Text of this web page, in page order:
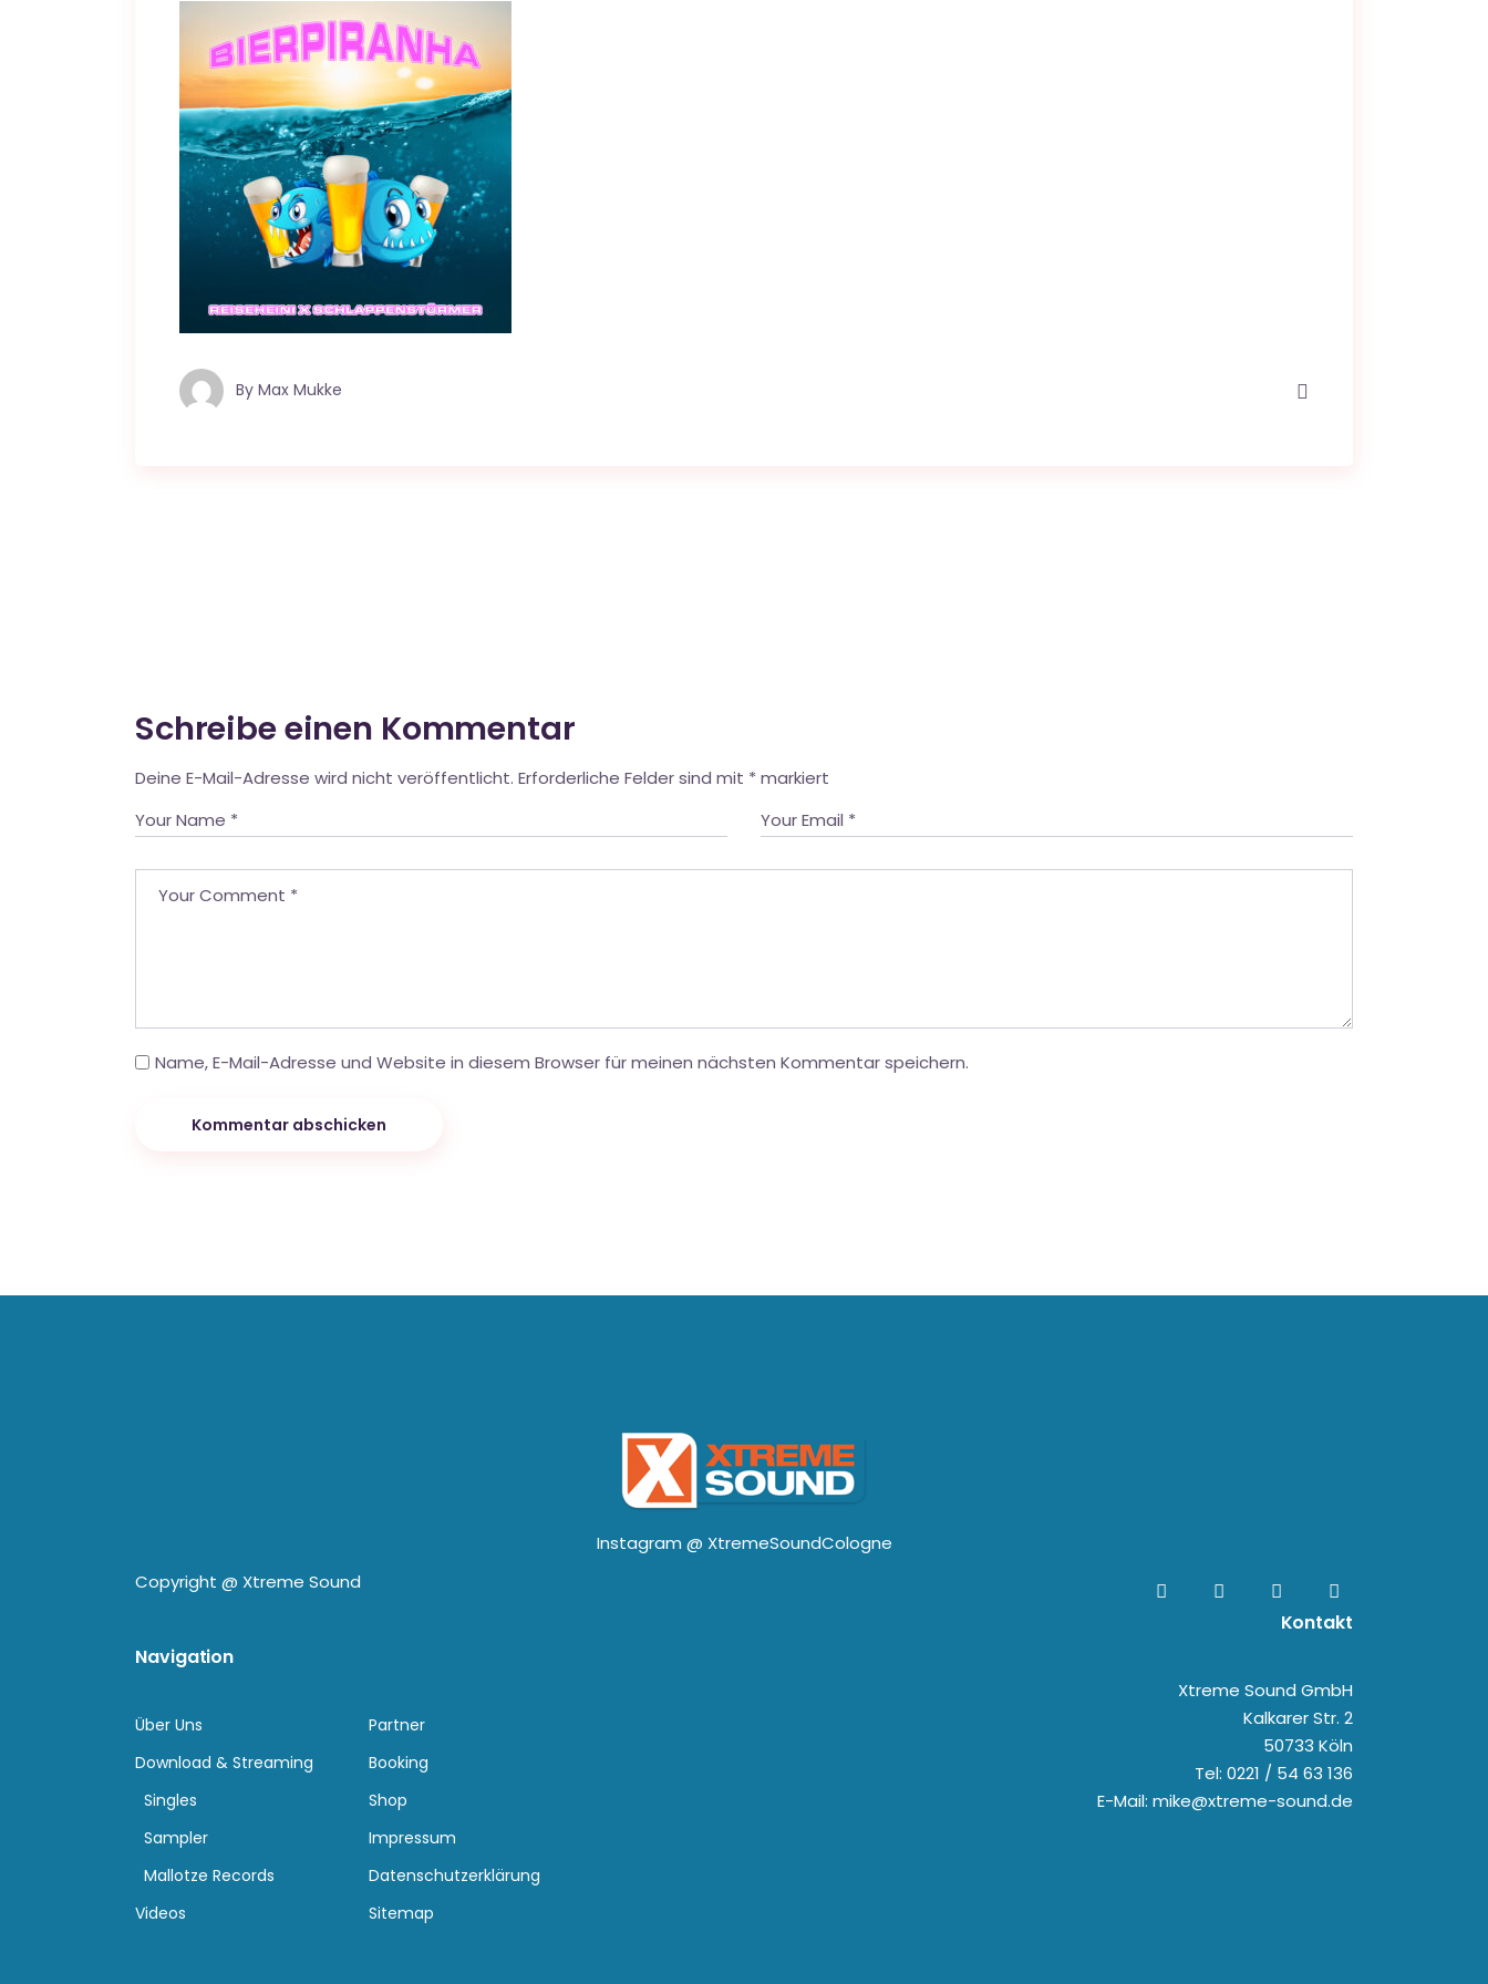
By Max Mukke
Schreibe einen Kommentar
Deine E-Mail-Adresse wird nicht veröffentlicht. Erforderliche Felder sind mit * markiert
Name, E-Mail-Adresse und Website in diesem Browser für meinen nächsten Kommentar speichern.
Kommentar abschicken
Instagram @ XtremeSoundCologne
Copyright @ Xtreme Sound
Navigation
Über Uns
Download & Streaming
Singles
Sampler
Mallotze Records
Videos
Partner
Booking
Shop
Impressum
Datenschutzerklärung
Sitemap
Kontakt
Xtreme Sound GmbH
Kalkarer Str. 2
50733 Köln
Tel: 0221 / 54 63 136
E-Mail: mike@xtreme-sound.de